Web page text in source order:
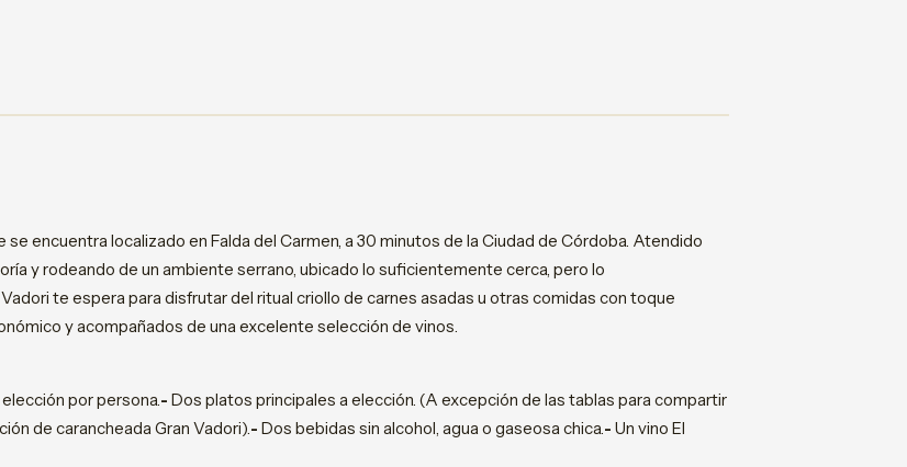
encuentra localizado en Falda del Carmen, a 30 minutos de la Ciudad de Córdoba. Atendido
y rodeando de un ambiente serrano, ubicado lo suficientemente cerca, pero lo
te espera para disfrutar del ritual criollo de carnes asadas u otras comidas con toque
y acompañados de una excelente selección de vinos.
por persona.- Dos platos principales a elección. (A excepción de las tablas para compartir
de carancheada Gran Vadori).- Dos bebidas sin alcohol, agua o gaseosa chica.- Un vino El